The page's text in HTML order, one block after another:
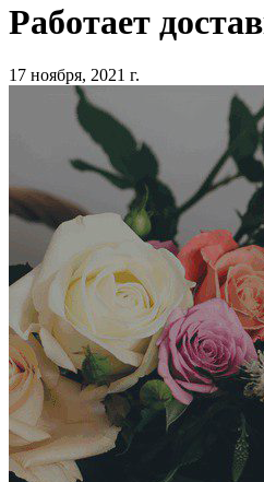
Работает
17 ноября, 2021 г.